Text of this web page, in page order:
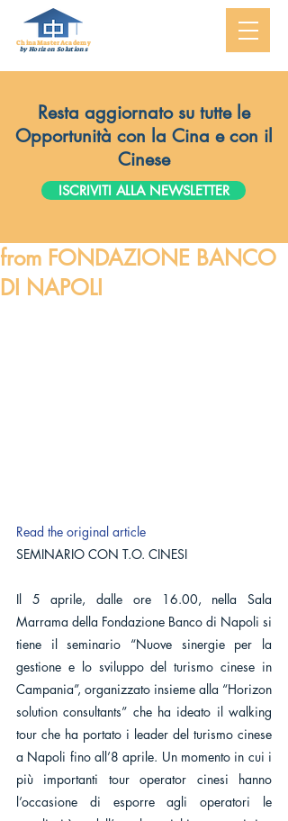
ChinaMasterAcademy
by Horizon Solutions
Resta aggiornato su tutte le
Opportunità con la Cina e con il
Cinese
ISCRIVITI ALLA NEWSLETTER
from FONDAZIONE BANCO
DI NAPOLI
Read the original article
SEMINARIO CON T.O. CINESI
Il 5 aprile, dalle ore 16.00, nella Sala
Marrama della Fondazione Banco di Napoli si
tiene il seminario “Nuove sinergie per la
gestione e lo sviluppo del turismo cinese in
Campania”, organizzato insieme alla “Horizon
solution consultants” che ha ideato il walking
tour che ha portato i leader del turismo cinese
a Napoli fino all’8 aprile. Un momento in cui i
più importanti tour operator cinesi hanno
l’occasione di esporre agli operatori le